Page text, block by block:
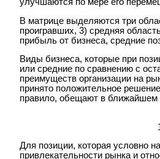
В матрице выделяются три
проигравших, 3) средняя
прибыль от бизнеса, средние
Виды бизнеса, которые при
или средние по сравнению с
преимуществ организации на
принято положительное
правило, обещают в ближайшем
Для позиции, которая условно
привлекательности рынка и